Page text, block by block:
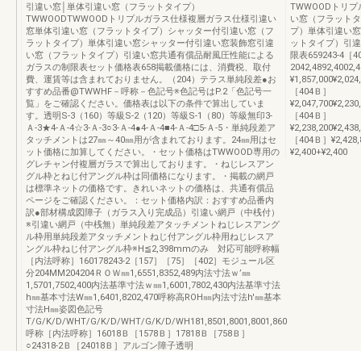
引違い窓│単体引違い窓（フラットタイプ）
TWWOODTWWOODトリプルガラス仕様複層ガラス仕様引違い
窓単体引違い窓（フラットタイプ）シャッター付引違い窓（フ
ラットタイプ）単体引違い窓シャッター付引違い窓装飾窓引違
い窓（フラットタイプ）引違い窓共通有償品耐風圧性能による
ガラスの制限表セット価格表658掲載価格には、消費税、取付
費、運賃等は含まれておりません。（204）テラス単純段差●お
すすめ品番@TWWHF－呼称－色記号※色記号はP.2「色記号一
覧」をご確認ください。価格表は以下の条件で算出していま
す。透明S-3（160）等級S-2（120）等級S-1（80）等級無印3-
Ａ-3★4-Ａ-4☆3-Ａ-3○3-Ａ-4●4-Ａ-4■4-Ａ-4□5-Ａ-5・単純段差ア
タッチメントは27㎜～40㎜用が含まれております。24㎜用はセ
ット価格に加算してください。・セット価格はTWWOOD専用の
グレチャン付複層ガラスで算出しております。・ねじレスアン
グル枠とねじ付アングル枠は同価格になります。・掲載の網戸
は標準ネットの価格です。きれいネットの価格は、共通有償品
ページをご確認ください。：セット価格内訳：おすすめ品番内
訳●部材構成図障子（ガラス入り完成品）引違い網戸（中桟付）
※引違い網戸（中桟無）単純段差アタッチメントねじレスアング
ル枠用単純段差アタッチメントねじ付アングル枠用ねじレスア
ングル枠ねじ付アングル枠※H≦2,398mmのみ 対応可能呼称幅
［内法呼称］160178243-2［157］［75］［402］モジュール区
分204MM204204ＲＯＷ㎜1,6551,8352,489内法寸法ｗ’㎜
1,5701,7502,400内法基準寸法ｗ㎜1,6001,7802,430内法基準寸法
h㎜基本寸法W㎜1,6401,8202,470呼称高ROH㎜内法寸法h'㎜基本
寸法H㎜姿図色記号
T/G/K/D/WHT/G/K/D/WHT/G/K/D/WH181,8501,8001,8001,860
呼称［内法呼称］16018Ｂ［1578Ｂ］17818Ｂ［758Ｂ］
○24318-2Ｂ［24018Ｂ］アルゴン障子透明
TWWOODトリ
い窓（フラット
プ）単体引違い
ットタイプ）引
限表659243-4［
［404Ｂ］
［404Ｂ］
［404Ｂ］
¥2,400+¥2,400